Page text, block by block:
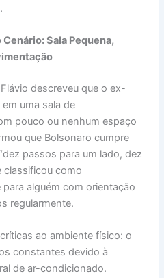
Sala Pequena,
descreveu que o ex-
uma sala de
pouco ou nenhum espaço
que Bolsonaro cumpre
passos para um lado, dez
classificou como
alguém com orientação
regularmente.
ao ambiente físico: o
constantes devido à
de ar-condicionado.